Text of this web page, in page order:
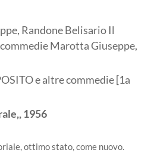
Randone Belisario Il
Marotta Giuseppe,
e altre commedie [1a
1956
ottimo stato, come nuovo.